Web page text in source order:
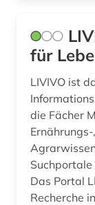
für
LIVIVO ist
die Fächer
Suchportale
Das Portal
Recherche